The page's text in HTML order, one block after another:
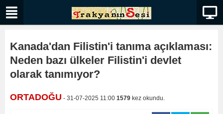
Kanada'dan Filistin'i tanıma açıklaması:
Neden bazı ülkeler Filistin'i devlet
olarak tanımıyor?
ORTADOĞU - 31-07-2025 11:00 1579 kez okundu.